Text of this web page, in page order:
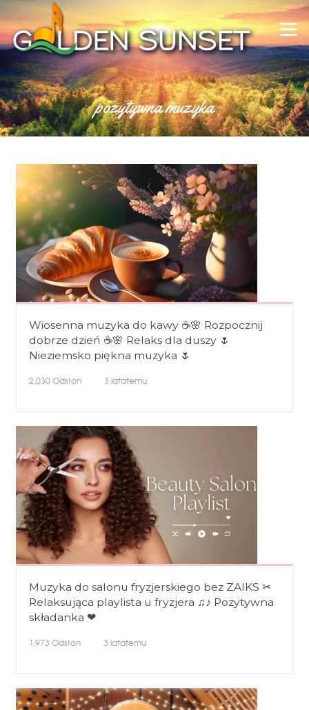
Skip to content
Menu
pozytywna muzyka
Wiosenna muzyka do kawy ☕🌸 Rozpocznij
dobrze dzień ☕🌸 Relaks dla duszy 🌷
Nieziemsko piękna muzyka 🌷
2,030Odsłon 3 latatemu
Muzyka do salonu fryzjerskiego bez ZAIKS ✂
Relaksująca playlista u fryzjera ♫♪ Pozytywna
składanka ❤
1,973 Odsłon 3 latatemu